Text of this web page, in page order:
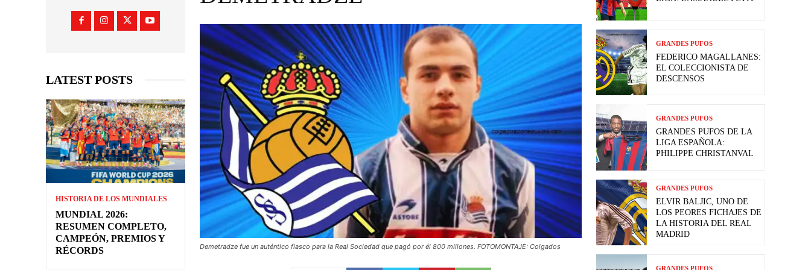
LATEST POSTS
HISTORIA DE LOS MUNDIALES
MUNDIAL 2026:
RESUMEN COMPLETO,
CAMPEÓN, PREMIOS Y
RÉCORDS
Demetradze fue un auténtico fiasco para la Real Sociedad que pagó por él 800 millones. FOTOMONTAJE: Colgados
GRANDES PUFOS
FEDERICO MAGALLANES:
EL COLECCIONISTA DE
DESCENSOS
GRANDES PUFOS
GRANDES PUFOS DE LA
LIGA ESPAÑOLA:
PHILIPPE CHRISTANVAL
GRANDES PUFOS
ELVIR BALJIC, UNO DE
LOS PEORES FICHAJES DE
LA HISTORIA DEL REAL
MADRID
GRANDES PUFOS